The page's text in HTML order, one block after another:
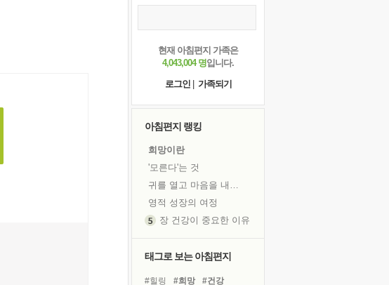
현재 아침편지 가족은
4,043,004 명입니다.
로그인
가족되기
아침편지 랭킹
희망이란
'모른다'는 것
귀를 열고 마음을 내어주고
영적 성장의 여정
장 건강이 중요한 이유
흙이 된 몸으로 출근하는 여자
태그로 보는 아침편지
#힐링 #희망
#건강